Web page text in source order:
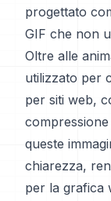
progettato
GIF che non
Oltre alle
utilizzato per
per siti web,
queste
chiarezza,
per la grafica